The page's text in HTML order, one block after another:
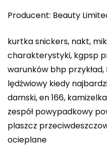
Producent: Beauty
kurtka snickers, nakt,
charakterystyki, kgpsp
warunków bhp
lędźwiowy kiedy
damski, en 166,
zespół powypadkowy
plaszcz
ocieplane